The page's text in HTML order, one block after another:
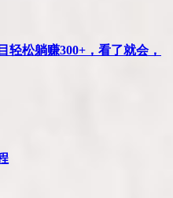
轻松躺赚300+，看了就会，